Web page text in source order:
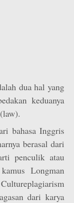
dua hal yang
keduanya
bahasa Inggris
berasal dari
penculik atau
Longman
dari karya